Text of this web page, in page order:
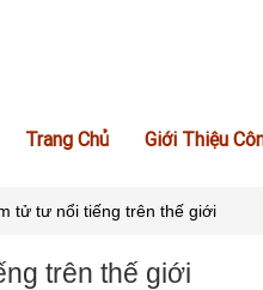
Trang Chủ Giới Thiệu
tử tư nổi tiếng trên thế giới
trên thế giới